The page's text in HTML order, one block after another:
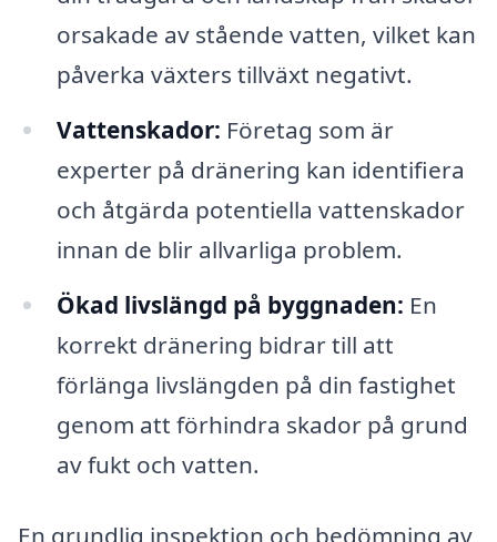
orsakade av stående vatten, vilket kan
påverka växters tillväxt negativt.
Vattenskador: Företag som är
experter på dränering kan identifiera
och åtgärda potentiella vattenskador
innan de blir allvarliga problem.
Ökad livslängd på byggnaden: En
korrekt dränering bidrar till att
förlänga livslängden på din fastighet
genom att förhindra skador på grund
av fukt och vatten.
En grundlig inspektion och bedömning av